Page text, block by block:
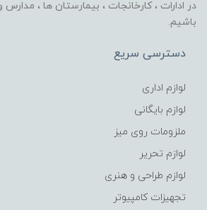
در ادارات ، کارخانجات ، بیمارستان ها ،
باشیم.
دسترسی سریع
لوازم اداری
لوازم بایگانی
ملزومات روی میز
لوازم تحریر
لوازم طراحی و هنری
تجهیزات کامپیوتر